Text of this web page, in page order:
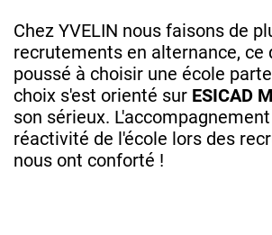
Chez YVELIN nous faisons de
recrutements en alternance, ce
poussé à choisir une école
choix s'est orienté sur ESICAD
son sérieux.
réactivité de l'école lors des
nous ont conforté !